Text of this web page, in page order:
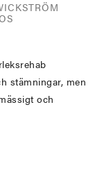
stämningar, men
och